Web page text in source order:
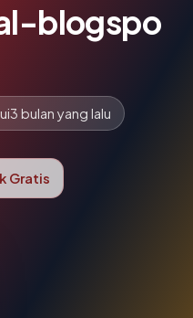
blogspo
3 bulan yang lalu
Gratis